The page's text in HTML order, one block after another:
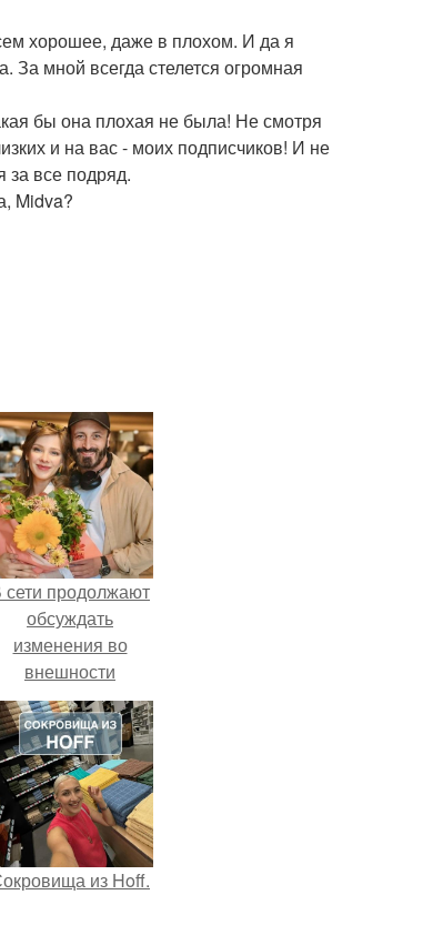
хорошее, даже в плохом. И да я
мной всегда стелется огромная
бы она плохая не была! Не смотря
и на вас - моих подписчиков! И не
за все подряд.
Midva?
сети продолжают
обсуждать
изменения во
внешности
актрисы.
из Hoff.